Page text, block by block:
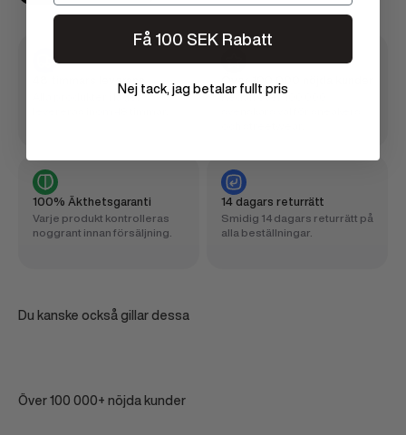
Alla produkter i lager
Redan över 100 000
100% Äkthetsgaranti
Varje produkt kontrolleras
noggrant innan försäljning.
14 dagars returrätt
Smidig 14 dagars returrätt på
alla beställningar.
Du kanske också gillar dessa
Över 100 000+ nöjda kunder
Få 100 SEK Rabatt
Nej tack, jag betalar fullt pris